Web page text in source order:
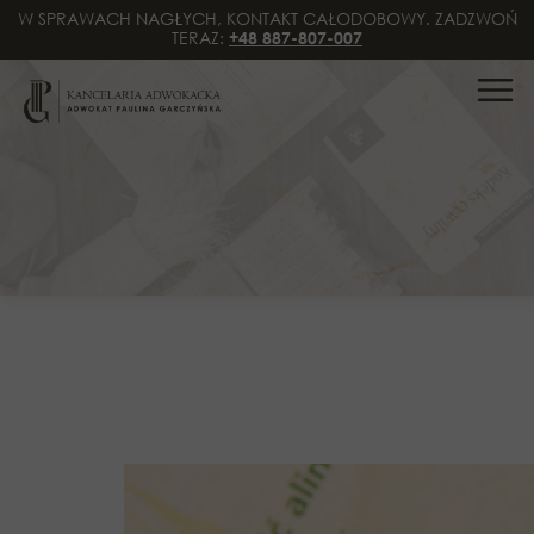
W SPRAWACH NAGŁYCH, KONTAKT CAŁODOBOWY. ZADZWOŃ
TERAZ: +48 887-807-007